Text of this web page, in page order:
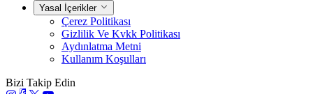
Yasal İçerikler
Çerez Politikası
Gizlilik Ve Kvkk Politikası
Aydınlatma Metni
Kullanım Koşulları
Bizi Takip Edin